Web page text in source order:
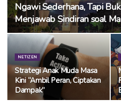
Ngawi Sederhana, Tapi
Menjawab Sindiran soal
NETIZEN
Strategi Anak Muda Masa
Kini “Ambil Peran, Ciptakan
Dampak”